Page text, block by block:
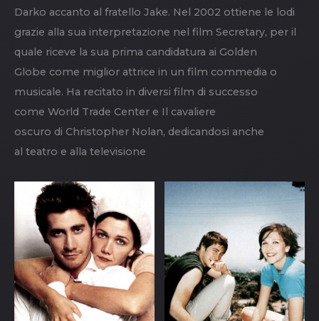
Darko accanto al fratello Jake. Nel 2002 ottiene le lodi
grazie alla sua interpretazione nel film Secretary, per il
quale riceve la sua prima candidatura ai Golden
Globe come miglior attrice in un film commedia o
musicale. Ha recitato in diversi film di successo
come World Trade Center e Il cavaliere
oscuro di Christopher Nolan, dedicandosi anche
al teatro e alla televisione